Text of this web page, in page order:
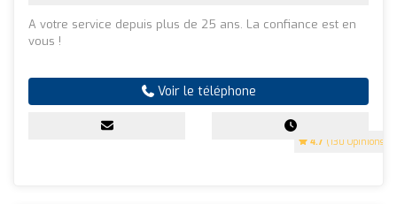
4.7 (130 Opinions)
A votre service depuis plus de 25 ans. La confiance est en
vous !
Voir le téléphone